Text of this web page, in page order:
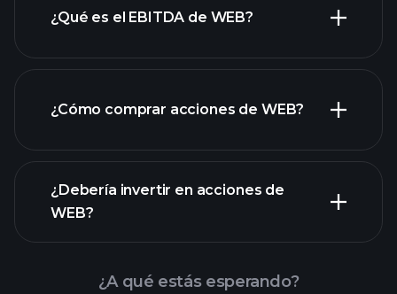
¿Qué es el EBITDA de WEB?
informes financieros
¿Cómo comprar acciones de WEB?
¿Debería invertir en acciones de
WEB?
¿A qué estás esperando?